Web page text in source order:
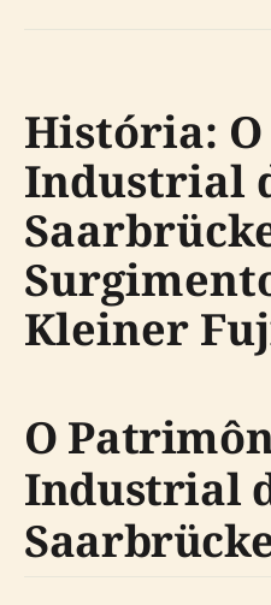
História: O
Industrial
Kleiner
O
Industrial